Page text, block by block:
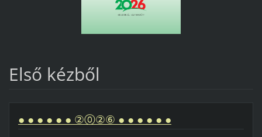
Első kézből
● ● ● ● ● ● ②⓪②⑥ ● ● ● ● ● ●